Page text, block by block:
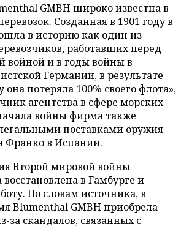
GMBH широко известна в
Созданная в 1901 году в
в историю как один из
работавших перед
войной и в годы войны в
Германии, в результате
она потеряла 100% своего флота»,
агентства в сфере морских
войны фирма также
поставками оружия
Франко в Испании.
Второй мировой войны
в Гамбурге и
По словам источника, в
Blumenthal GMBH приобрела
за скандалов, связанных с